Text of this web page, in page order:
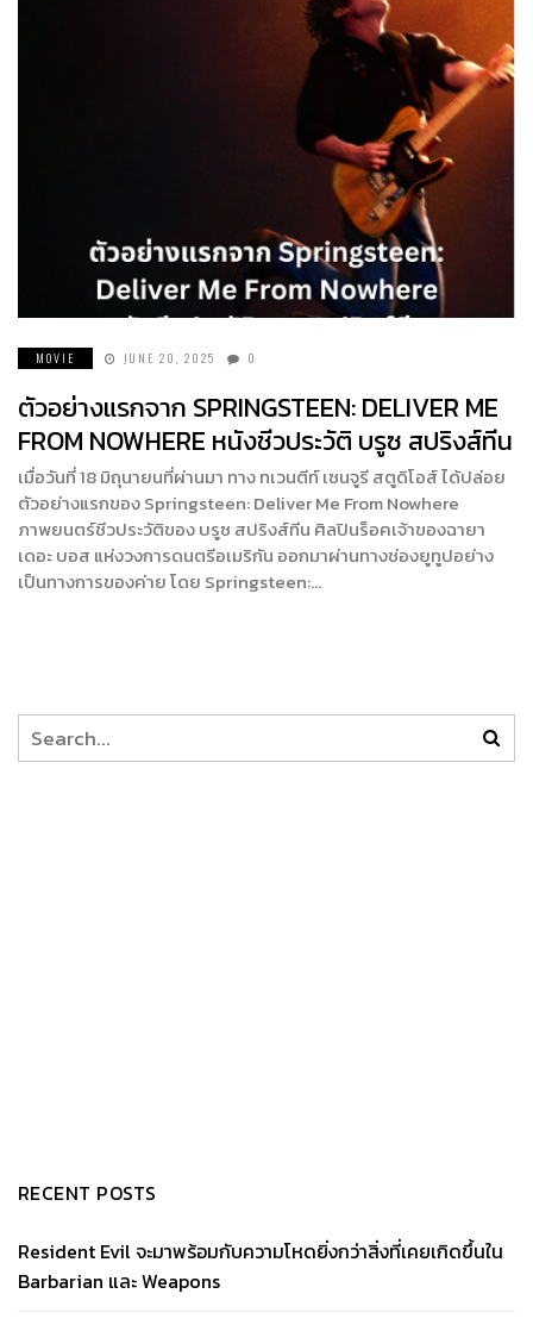
MOVIE JUNE 20, 2025 0
ตัวอย่างแรกจาก SPRINGSTEEN: DELIVER ME
FROM NOWHERE หนังชีวประวัติ บรูซ สปริงส์ทีน
เมื่อวันที่ 18 มิถุนายนที่ผ่านมา ทาง ทเวนตีท์ เซนจูรี สตูดิโอส์ ได้ปล่อย
ตัวอย่างแรกของ Springsteen: Deliver Me From Nowhere
ภาพยนตร์ชีวประวัติของ บรูซ สปริงส์ทีน ศิลปินร็อคเจ้าของฉายา
เดอะ บอส แห่งวงการดนตรีอเมริกัน ออกมาผ่านทางช่องยูทูปอย่าง
เป็นทางการของค่าย โดย Springsteen:…
RECENT POSTS
Resident Evil จะมาพร้อมกับความโหดยิ่งกว่าสิ่งที่เคยเกิดขึ้นใน
Barbarian และ Weapons